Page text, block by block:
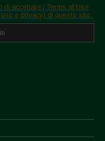
di accettare i Terms of Use
e privacy) di questo sito.